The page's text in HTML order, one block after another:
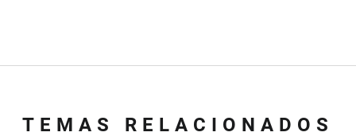
TEMAS RELACIONADOS